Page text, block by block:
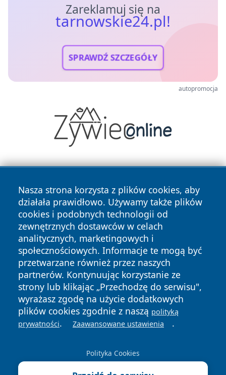
Zareklamuj się na
tarnowskie24.pl!
SPRAWDŹ SZCZEGÓŁY
autopromocja
Nasza strona korzysta z plików cookies, aby
działała prawidłowo. Używamy także plików
cookies i podobnych technologii od
zewnętrznych dostawców w celach
analitycznych, marketingowych i
społecznościowych. Informacje te mogą być
przetwarzane również przez naszych
partnerów. Kontynuując korzystanie ze
strony lub klikając „Przechodzę do serwisu",
wyrażasz zgodę na użycie dodatkowych
plików cookies zgodnie z naszą polityką
prywatności. Zaawansowane ustawienia .
Polityka Cookies
Copyright © 2026 tarnowskie24.pl Wszystkie prawa
zastrzeżone.
News Autorzy
Polityka
Prywatności
Polityka
Cookies